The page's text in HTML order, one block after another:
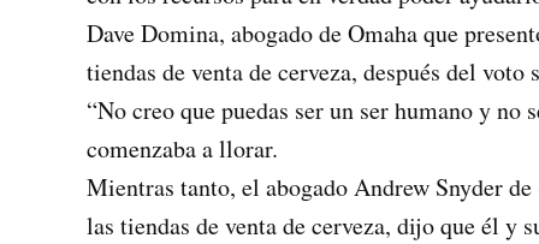
Dave Domina, abogado de Omaha que
tiendas de venta de cerveza, después del
“No creo que puedas ser un ser humano y
comenzaba a llorar.
Mientras tanto, el abogado Andrew Snyder
las tiendas de venta de cerveza, dijo que él y